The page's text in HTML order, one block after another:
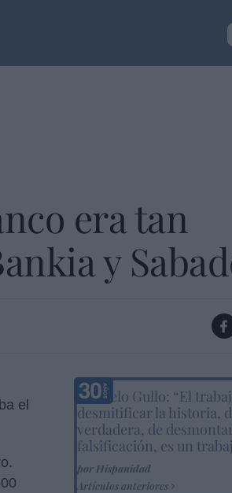
era tan
y
el
Marcelo Gullo: “El
desmitificar la historia,
verdadera, de
falsificación, es un
por Hispanidad
Artículos anteriores